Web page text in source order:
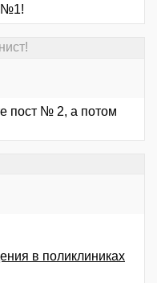
№1!
пост № 2, а потом
в поликлиниках